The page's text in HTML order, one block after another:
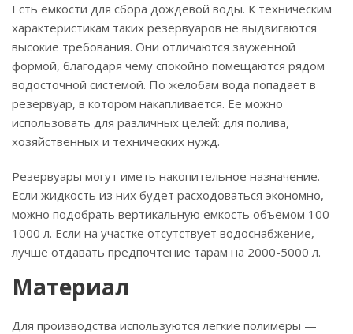
Есть емкости для сбора дождевой воды. К техническим
характеристикам таких резервуаров не выдвигаются
высокие требования. Они отличаются зауженной
формой, благодаря чему спокойно помещаются рядом
водосточной системой. По желобам вода попадает в
резервуар, в котором накапливается. Ее можно
использовать для различных целей: для полива,
хозяйственных и технических нужд.
Резервуары могут иметь накопительное назначение.
Если жидкость из них будет расходоваться экономно,
можно подобрать вертикальную емкость объемом 100-
1000 л. Если на участке отсутствует водоснабжение,
лучше отдавать предпочтение тарам на 2000-5000 л.
Материал
Для производства используются легкие полимеры —